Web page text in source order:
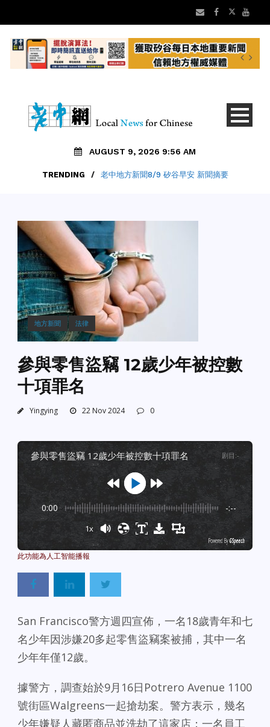
AUGUST 9, 2026 9:56 AM
TRENDING / 老中地方新聞8/9 矽谷早安 新聞摘要
地方新聞 法律
參與零售盜竊 12歲少年被控數
十項罪名
Yingying 22 Nov 2024 0
參與零售盜竊 12歲少年被控數十項罪名 剧目 :-
0:00 -:--
1x
Powered By GSpeech
San Francisco警方週四宣佈，一名18歲青年和七
名少年因涉嫌20多起零售盜竊案被捕，其中一名
少年年僅12歲。
據警方，調查始於9月16日Potrero Avenue 1100
號街區Walgreens一起搶劫案。警方表示，幾名
少年嫌疑人藏匿商品並洗劫了這家店；一名員工